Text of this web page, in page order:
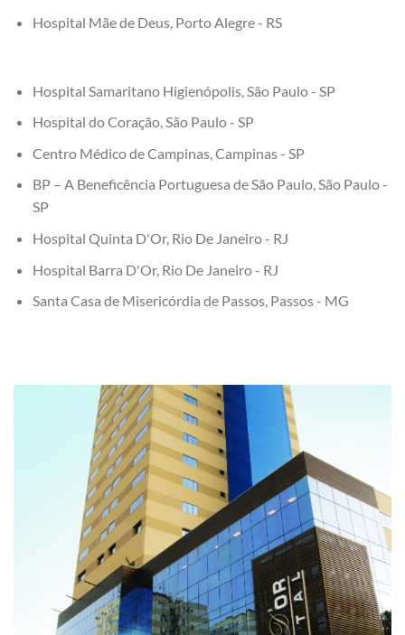
Hospital Mãe de Deus, Porto Alegre - RS
Hospital Samaritano Higienópolis, São Paulo - SP
Hospital do Coração, São Paulo - SP
Centro Médico de Campinas, Campinas - SP
BP – A Beneficência Portuguesa de São Paulo, São Paulo -
SP
Hospital Quinta D'Or, Rio De Janeiro - RJ
Hospital Barra D'Or, Rio De Janeiro - RJ
Santa Casa de Misericórdia de Passos, Passos - MG